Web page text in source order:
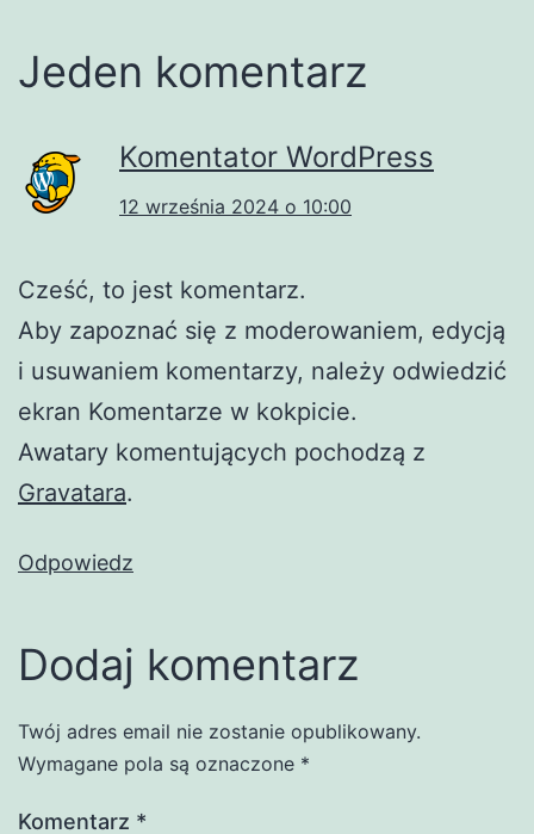
Jeden komentarz
Komentator WordPress
12 września 2024 o 10:00
Cześć, to jest komentarz.
Aby zapoznać się z moderowaniem, edycją
i usuwaniem komentarzy, należy odwiedzić
ekran Komentarze w kokpicie.
Awatary komentujących pochodzą z
Gravatara.
Odpowiedz
Dodaj komentarz
Twój adres email nie zostanie opublikowany.
Wymagane pola są oznaczone *
Komentarz *